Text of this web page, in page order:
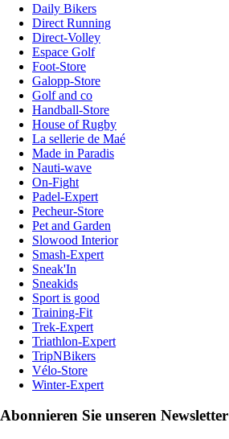
Daily Bikers
Direct Running
Direct-Volley
Espace Golf
Foot-Store
Galopp-Store
Golf and co
Handball-Store
House of Rugby
La sellerie de Maé
Made in Paradis
Nauti-wave
On-Fight
Padel-Expert
Pecheur-Store
Pet and Garden
Slowood Interior
Smash-Expert
Sneak'In
Sneakids
Sport is good
Training-Fit
Trek-Expert
Triathlon-Expert
TripNBikers
Vélo-Store
Winter-Expert
Abonnieren Sie unseren Newsletter